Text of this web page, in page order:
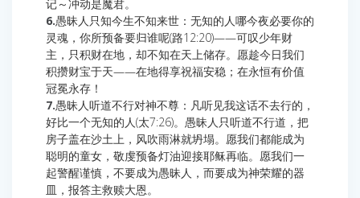
记～冲动是魔君。
6.愚昧人只知今生不知来世：无知的人哪今夜必要你的
灵魂，你所预备要归谁呢(路12:20)——可叹少年财
主，只积财在地，却不知在天上储存。愿趁今日我们
积攒财宝于天——在地得享祝福安稳；在永恒有价值
冠冕永存！
7.愚昧人听道不行对神不尊：凡听见我这话不去行的，
好比一个无知的人(太7:26)。愚昧人只听道不行道，把
房子盖在沙土上，风吹雨淋就坍塌。愿我们都能成为
聪明的童女，敬虔预备灯油迎接耶稣再临。愿我们一
起警醒谨慎，不要成为愚昧人，而要成为神荣耀的器
皿，报答主救赎大恩。